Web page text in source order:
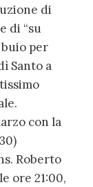
di
di “su
per
Santo a
con la
Roberto
ore 21:00,